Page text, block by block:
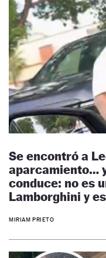
Se encontró a
aparcamiento…
conduce: no es
Lamborghini y
MIRIAM PRIETO